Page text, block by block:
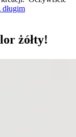
długim
żółty!